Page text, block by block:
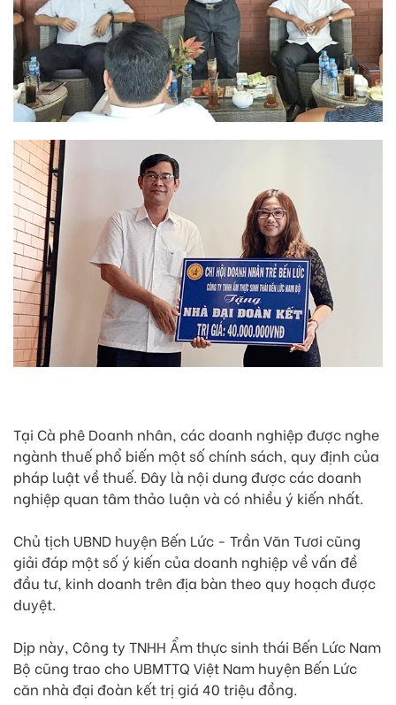
Tại Cà phê Doanh nhân, các doanh nghiệp được nghe
ngành thuế phổ biến một số chính sách, quy định của
pháp luật về thuế. Đây là nội dung được các doanh
nghiệp quan tâm thảo luận và có nhiều ý kiến nhất.
Chủ tịch UBND huyện Bến Lức - Trần Văn Tươi cũng
giải đáp một số ý kiến của doanh nghiệp về vấn đề
đầu tư, kinh doanh trên địa bàn theo quy hoạch được
duyệt.
Dịp này, Công ty TNHH Ẩm thực sinh thái Bến Lức Nam
Bộ cũng trao cho UBMTTQ Việt Nam huyện Bến Lức
căn nhà đại đoàn kết trị giá 40 triệu đồng.